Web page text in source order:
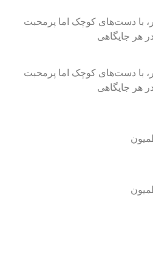
با دست‌های کوچک اما پرمحبت
هر جایگاهی
با دست‌های کوچک اما پرمحبت
هر جایگاهی